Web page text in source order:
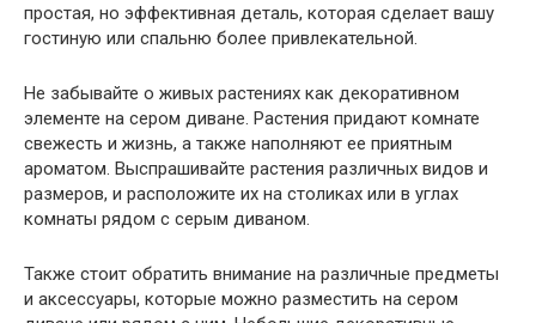
простая, но эффективная деталь, которая сделает вашу
гостиную или спальню более привлекательной.
Не забывайте о живых растениях как декоративном
элементе на сером диване. Растения придают комнате
свежесть и жизнь, а также наполняют ее приятным
ароматом. Выспрашивайте растения различных видов и
размеров, и расположите их на столиках или в углах
комнаты рядом с серым диваном.
Также стоит обратить внимание на различные предметы
и аксессуары, которые можно разместить на сером